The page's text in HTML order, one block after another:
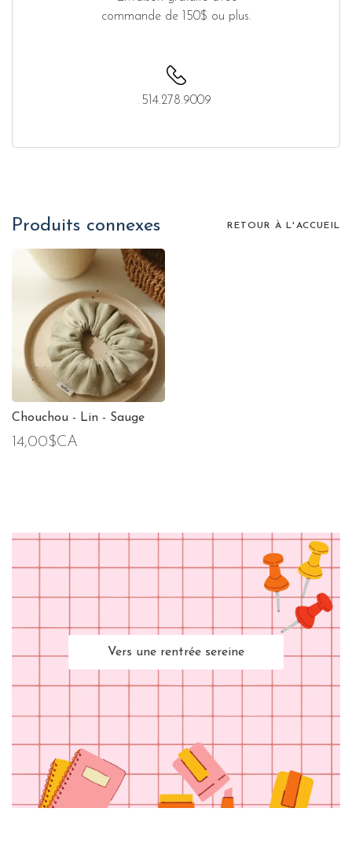
commande de 150$ ou plus.
514.278.9009
Produits connexes RETOUR À L'ACCUEIL
Chouchou - Lin - Sauge
14,00$CA
Vers une rentrée sereine